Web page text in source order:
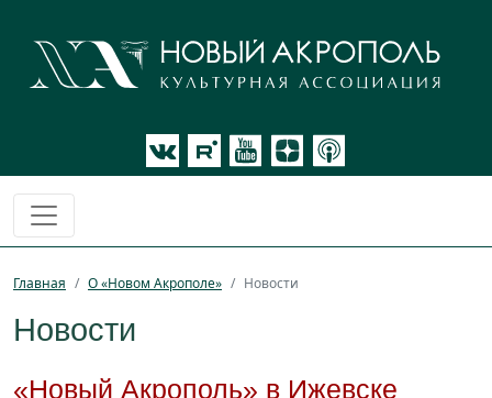
Главная О «Новом Акрополе» Новости
Новости
«Новый Акрополь» в Ижевске